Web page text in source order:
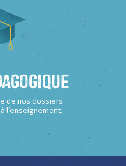
de nos dossiers
l’enseignement.